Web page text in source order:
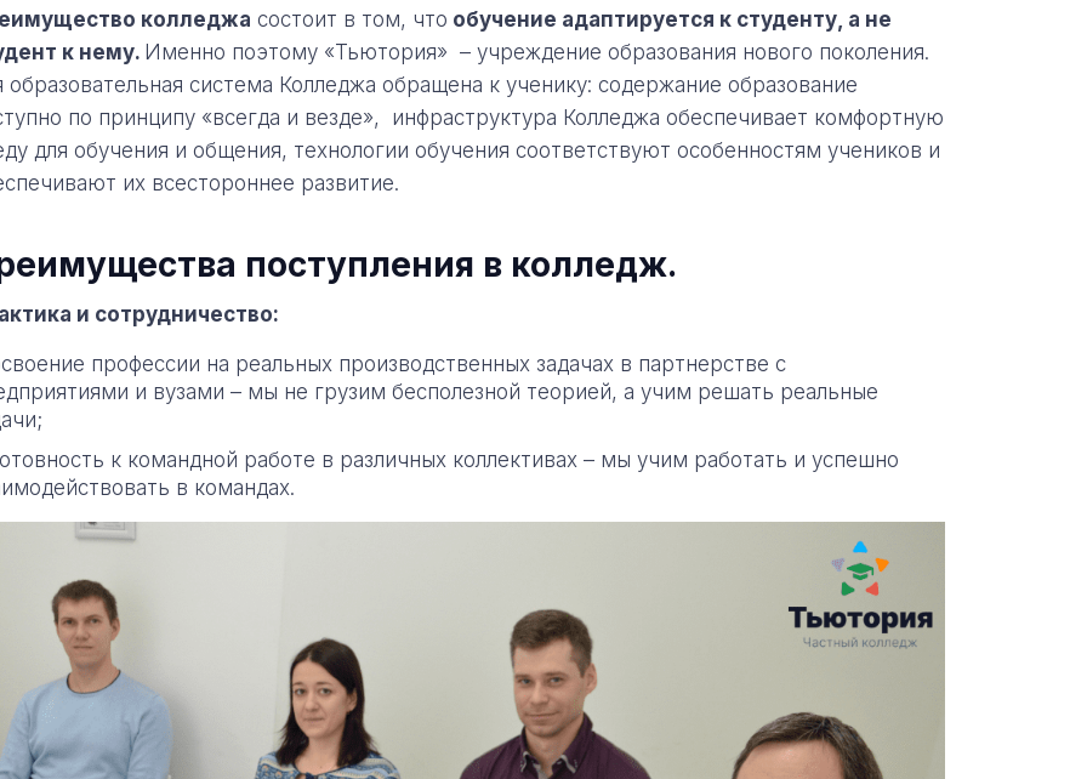
колледжа состоит в том, что обучение адаптируется к студенту, а не
к нему. Именно поэтому «Тьютория» – учреждение образования нового поколения.
образовательная система Колледжа обращена к ученику: содержание образование
по принципу «всегда и везде», инфраструктура Колледжа обеспечивает комфортную
для обучения и общения, технологии обучения соответствуют особенностям учеников и
их всестороннее развитие.
поступления в колледж.
и сотрудничество:
профессии на реальных производственных задачах в партнерстве с
и вузами – мы не грузим бесполезной теорией, а учим решать реальные
к командной работе в различных коллективах – мы учим работать и успешно
в командах.